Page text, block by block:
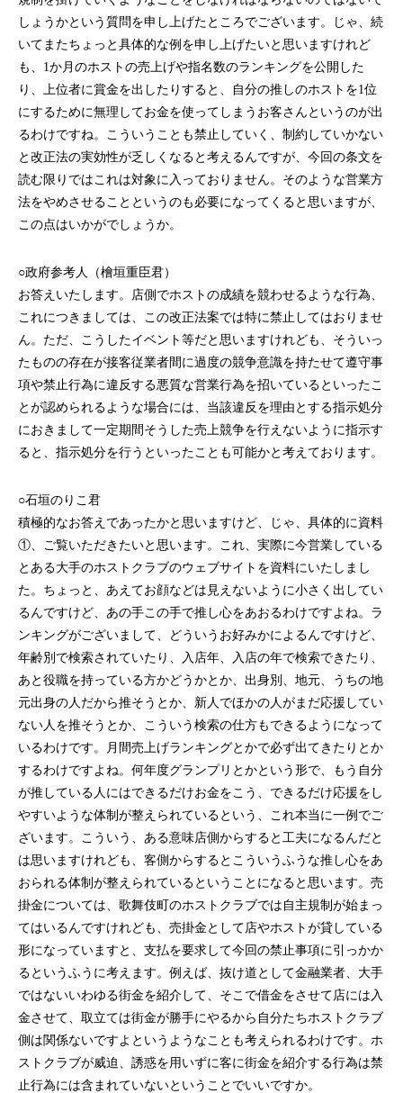
しょうかという質問を申し上げたところでございます。じゃ、続
いてまたちょっと具体的な例を申し上げたいと思いますけれど
も、1か月のホストの売上げや指名数のランキングを公開した
り、上位者に賞金を出したりすると、自分の推しのホストを1位
にするために無理してお金を使ってしまうお客さんというのが出
るわけですね。こういうことも禁止していく、制約していかない
と改正法の実効性が乏しくなると考えるんですが、今回の条文を
読む限りではこれは対象に入っておりません。そのような営業方
法をやめさせることというのも必要になってくると思いますが、
この点はいかがでしょうか。
○政府参考人（檜垣重臣君）
お答えいたします。店側でホストの成績を競わせるような行為、
これにつきましては、この改正法案では特に禁止してはおりませ
ん。ただ、こうしたイベント等だと思いますけれども、そういっ
たものの存在が接客従業者間に過度の競争意識を持たせて遵守事
項や禁止行為に違反する悪質な営業行為を招いているといったこ
とが認められるような場合には、当該違反を理由とする指示処分
におきまして一定期間そうした売上競争を行えないように指示す
ると、指示処分を行うといったことも可能かと考えております。
○石垣のりこ君
積極的なお答えであったかと思いますけど、じゃ、具体的に資料
①、ご覧いただきたいと思います。これ、実際に今営業している
とある大手のホストクラブのウェブサイトを資料にいたしまし
た。ちょっと、あえてお顔などは見えないように小さく出してい
るんですけど、あの手この手で推し心をあおるわけですよね。ラ
ンキングがございまして、どういうお好みかによるんですけど、
年齢別で検索されていたり、入店年、入店の年で検索できたり、
あと役職を持っている方かどうかとか、出身別、地元、うちの地
元出身の人だから推そうとか、新人でほかの人がまだ応援してい
ない人を推そうとか、こういう検索の仕方もできるようになって
いるわけです。月間売上げランキングとかで必ず出てきたりとか
するわけですよね。何年度グランプリとかという形で、もう自分
が推している人にはできるだけお金をこう、できるだけ応援をし
やすいような体制が整えられているという、これ本当に一例でご
ざいます。こういう、ある意味店側からすると工夫になるんだと
は思いますけれども、客側からするとこういうふうな推し心をあ
おられる体制が整えられているということになると思います。売
掛金については、歌舞伎町のホストクラブでは自主規制が始まっ
てはいるんですけれども、売掛金として店やホストが貸している
形になっていますと、支払を要求して今回の禁止事項に引っかか
るというふうに考えます。例えば、抜け道として金融業者、大手
ではないいわゆる街金を紹介して、そこで借金をさせて店には入
金させて、取立ては街金が勝手にやるから自分たちホストクラブ
側は関係ないですよというようなことも考えられるわけです。ホ
ストクラブが威迫、誘惑を用いずに客に街金を紹介する行為は禁
止行為には含まれていないということでいいですか。